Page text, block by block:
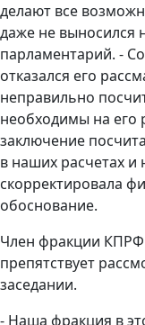
делают все
даже не выносился
парламентарий. -
отказался его
неправильно
необходимы на его
заключение
в наших расчетах и
скорректировала
обоснование.
Член фракции КПРФ
препятствует
заседании.
- Наша фракция в